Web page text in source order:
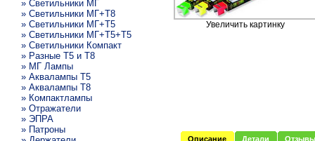
» Светильники МГ
» Светильники МГ+T8
» Светильники МГ+T5
» Светильники МГ+T5+T5
» Светильники Компакт
» Разные T5 и T8
» МГ Лампы
» Аквалампы T5
» Аквалампы T8
» Компактлампы
» Отражатели
» ЭПРА
» Патроны
Увеличить картинку
Описание Детали Отзывы